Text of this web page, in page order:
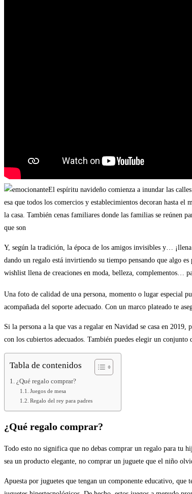
El espíritu navideño comienza a inundar las calles
esa que todos los comercios y establecimientos decoran hasta
la casa. También cenas familiares donde las familias se reúnen
que son
Y, según la tradición, la época de los amigos invisibles y…
dando un regalo está invirtiendo su tiempo pensando que algo
wishlist llena de creaciones en moda, belleza, complementos…
Una foto de calidad de una persona, momento o lugar especial
acompañada del soporte adecuado. Con un marco plateado te
Si la persona a la que vas a regalar en Navidad se casa en
con los cubiertos adecuados. También puedes elegir un
Tabla de contenidos
¿Qué regalo comprar?
Juegos de mesa
Regalo del rey para padres
¿Qué regalo comprar?
Todo esto no significa que no debas comprar un regalo para tu
sea un producto elegante, no comprar un juguete que el niño
Apuesta por juguetes que tengan un componente educativo,